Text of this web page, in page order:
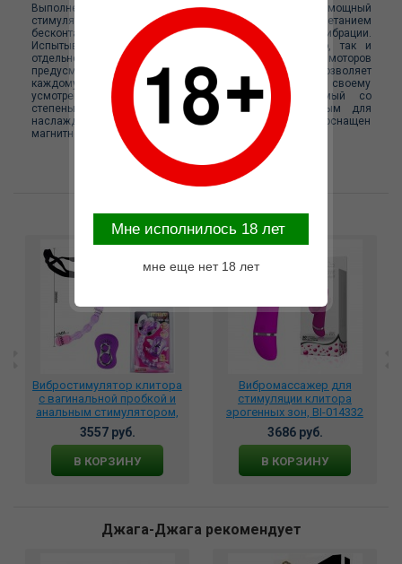
Выполненный по мотивам вкуснейшего десерта, мощный
стимулятор Cupcake обладает уникальным сочетанием
бесконтактной вакуумно-волновой функции и вибрации.
Испытывать эти функции можно как одновременно, так и
отдельно друг от друга. У каждого из двух моторов
предусмотрено по 10 различных режимов, что позволяет
каждому пользователю настраивать игрушку по своему
усмотрению. Капкейк полностью водонепроницаемый со
степенью защиты IPX7, что делает его идеальным для
наслаждения в ванне или душе. Также стимулятор оснащен
магнитной зарядкой.
Возможные варианты замены
Вибростимулятор клитора
с вагинальной пробкой и
анальным стимулятором,
фиолетовый BI-035011-0603
3557 руб.
В КОРЗИНУ
Вибромассажер для
стимуляции клитора
эрогенных зон, BI-014332
3686 руб.
В КОРЗИНУ
Джага-Джага рекомендует
Mне исполнилось 18 лет
мне еще нет 18 лет